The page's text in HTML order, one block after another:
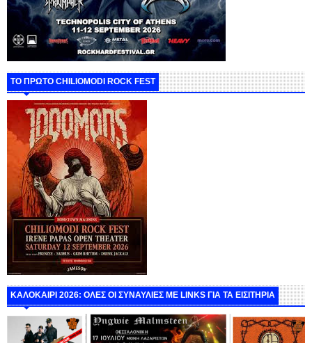
ΤΟ ΠΡΩΤΟ CHILIOMODI ROCK FEST
ΚΑΛΟΚΑΙΡΙ 2026: ΟΛΕΣ ΟΙ ΣΥΝΑΥΛΙΕΣ ΜΕ LINKS ΓΙΑ ΤΑ ΕΙΣΙΤΗΡΙΑ